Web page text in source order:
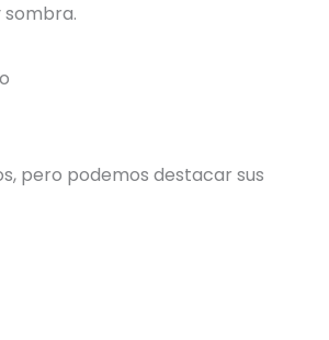
sombra.
pero podemos destacar sus